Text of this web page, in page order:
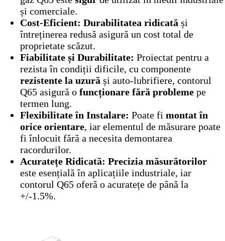
și comerciale.
Cost-Eficient: Durabilitatea ridicată și
întreținerea redusă asigură un cost total de
proprietate scăzut.
Fiabilitate și Durabilitate: Proiectat pentru a
rezista în condiții dificile, cu componente
rezistente la uzură și auto-lubrifiere, contorul
Q65 asigură o funcționare fără probleme pe
termen lung.
Flexibilitate în Instalare: Poate fi montat în
orice orientare, iar elementul de măsurare poate
fi înlocuit fără a necesita demontarea
racordurilor.
Acuratețe Ridicată: Precizia măsurătorilor
este esențială în aplicațiile industriale, iar
contorul Q65 oferă o acuratețe de până la
+/-1.5%.